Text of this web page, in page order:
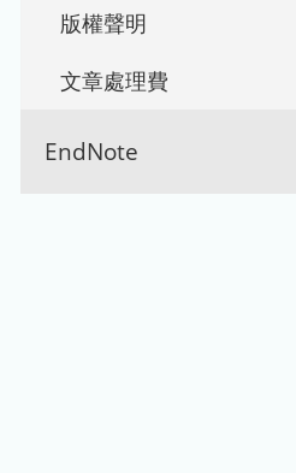
版權聲明
文章處理費
EndNote